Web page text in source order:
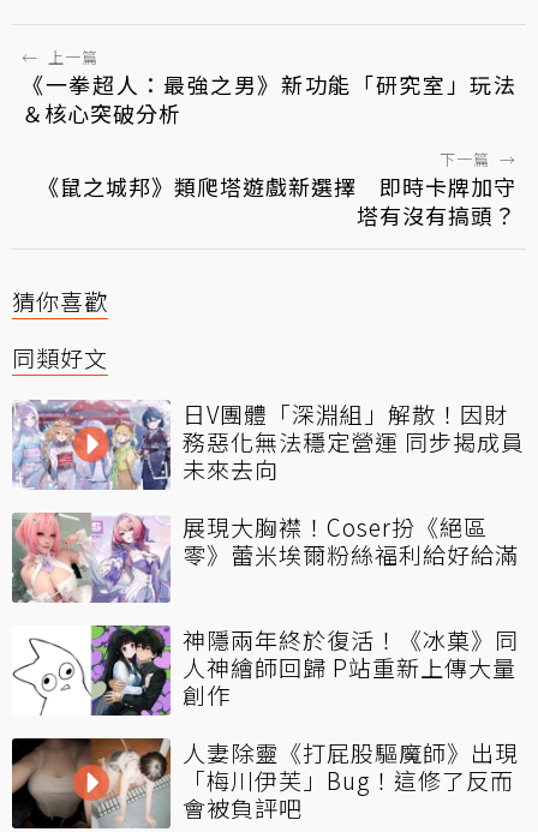
← 上一篇
《一拳超人：最強之男》新功能「研究室」玩法
＆核心突破分析
下一篇 →
《鼠之城邦》類爬塔遊戲新選擇 即時卡牌加守
塔有沒有搞頭？
猜你喜歡
同類好文
日V團體「深淵組」解散！因財
務惡化無法穩定營運 同步揭成員
未來去向
展現大胸襟！Coser扮《絕區
零》蕾米埃爾粉絲福利給好給滿
神隱兩年終於復活！《冰菓》同
人神繪師回歸 P站重新上傳大量
創作
人妻除靈《打屁股驅魔師》出現
「梅川伊芙」Bug！這修了反而
會被負評吧